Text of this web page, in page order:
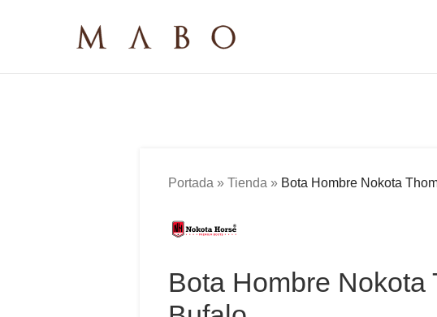
Portada » Tienda » Bota Hombre Nokota
Bota Hombre Nokota